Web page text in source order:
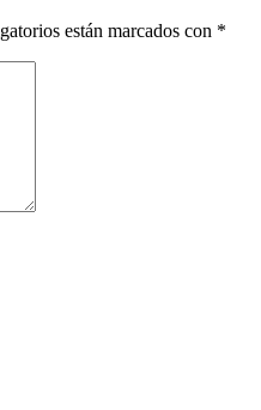
están marcados con *